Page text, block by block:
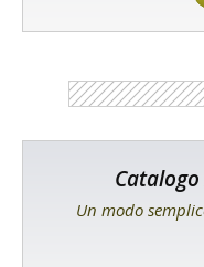
Un modo